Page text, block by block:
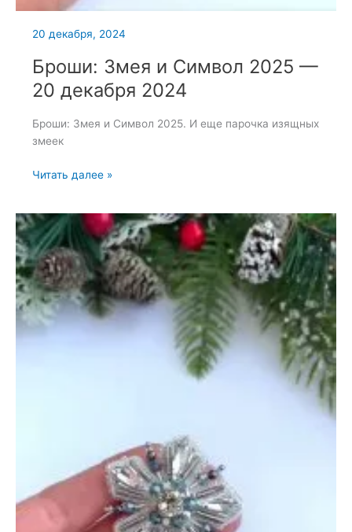
20 декабря, 2024
Броши: Змея и Символ 2025 —
20 декабря 2024
Броши: Змея и Символ 2025. И еще парочка изящных
змеек
Броши:
Символ
2025
—
20
декабря
2024
Читать далее »